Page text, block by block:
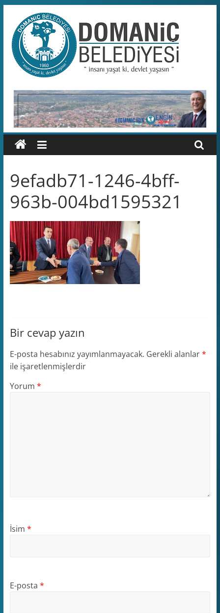
content
Domaniç
Belediyesi
T.C.
DOMANİÇ
BELEDİYESİ
RESMİ
WEB
9efadb71-1246-4bff-
963b-004bd1595321
Bir cevap yazın
E-posta hesabınız yayımlanmayacak. Gerekli alanlar*
ile işaretlenmişlerdir
Yorum *
İsim *
E-posta *